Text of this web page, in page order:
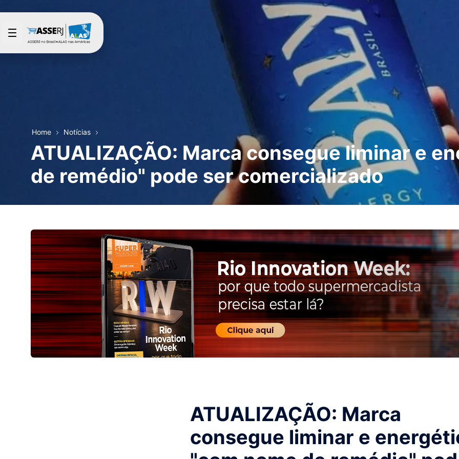
Pular para o Conteúdo principal
Home Notícias
ATUALIZAÇÃO: Marca consegue liminar e
de remédio" pode ser comercializado
ATUALIZAÇÃO: Marca
consegue liminar e